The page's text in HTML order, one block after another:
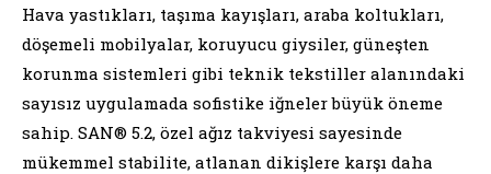
Hava yastıkları, taşıma kayışları, araba koltukları,
döşemeli mobilyalar, koruyucu giysiler, güneşten
korunma sistemleri gibi teknik tekstiller alanındaki
sayısız uygulamada sofistike iğneler büyük öneme
sahip. SAN® 5.2, özel ağız takviyesi sayesinde
mükemmel stabilite, atlanan dikişlere karşı daha